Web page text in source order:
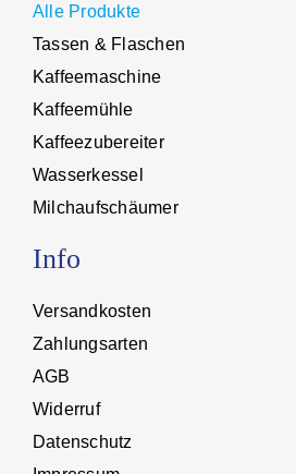
Alle Produkte
Tassen & Flaschen
Kaffeemaschine
Kaffeemühle
Kaffeezubereiter
Wasserkessel
Milchaufschäumer
Info
Versandkosten
Zahlungsarten
AGB
Widerruf
Datenschutz